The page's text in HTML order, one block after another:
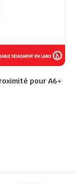
pour A6+